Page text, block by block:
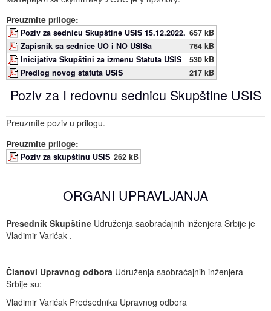
Preuzmite priloge:
Poziv za sednicu Skupštine USIS 15.12.2022. 657 kB
Zapisnik sa sednice UO i NO USISa
764 kB
Inicijativa Skupštini za izmenu Statuta USIS
530 kB
Predlog novog statuta USIS
217 kB
Poziv za I redovnu sednicu Skupštine USIS
Preuzmite poziv u prilogu.
Preuzmite priloge:
Poziv za skupštinu USIS 262 kB
ORGANI UPRAVLJANJA
Presednik Skupštine Udruženja saobraćajnih inženjera Srbije je
Vladimir Varićak .
Članovi Upravnog odbora Udruženja saobraćajnih inženjera
Srbije su:
Vladimir Varićak Predsednika Upravnog odbora